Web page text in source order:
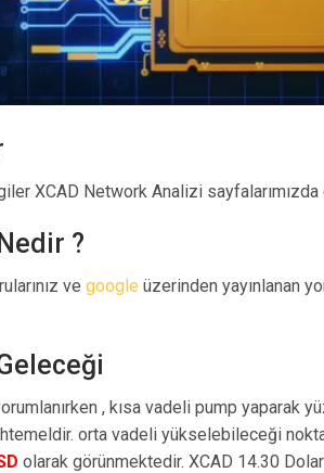
XCAD Network Analizi sayfalarımızda
?
ve google üzerinden yayınlanan
, kısa vadeli pump yaparak
orta vadeli yükselebileceği
olarak görünmektedir. XCAD 14.30